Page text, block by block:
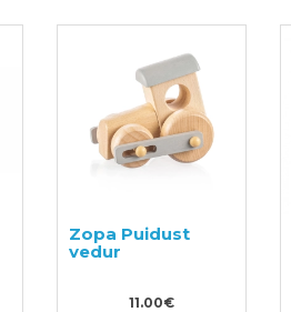
Zopa Puidust
vedur
11.00€